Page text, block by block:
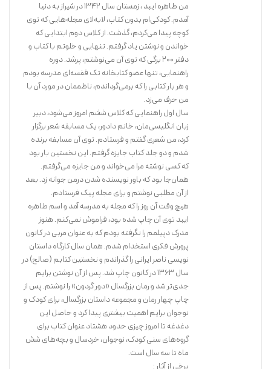
“موری گفت: «ای داد بیداد! عجب وضعی!»
بوتی گفت: «نکند دعوایشان بشود؟»
مردها افسار دست‌کوتاه را گرفته بودند و این طرف و آن طرف می‌کشیدند.
دست‌کوتاه، پاهایش را سفت روی زمین چسبانده بود و از جایش تکان
من طاهره ایبد ، زمستان سال ۱۳۴۲ در شیراز به دنیا
آمدم. کودکی‌ام بدون کتاب، لابه‌لای مجله‌هایی که توی
کوچه پیدا می‌کردم، گذشت. از کلاس دوم ابتدایی که
خواندن و نوشتن یاد گرفتم. تنهایی و خلوتم با کتاب و
دفتر ۲۰۰ برگی که توی آن می‌نوشتم، پرشد. دوره
راهنمایی، تنها عضو کتابخانه تک قفسه‌ای مدرسه بودم
و هر بار کتابی را که برمی‌گرداندم، ناظممان در مورد آن با
من حرف می‌زد.
سال اول راهنمایی که کلاس ششم امروز می‌شود، دبیر
زبان انگلیسی‌مان، خانم دادور، یک مسابقه شعر برگزار
کرد، من شعری گفتم و فرستادم. توی آن مسابقه برنده
شدم و دو جلد کتاب جایزه گرفتم. این نخستین بار بود
که کسی نوشته مرا می‌خواند و من جایزه می‌گرفتم.
همان‌جا بود که باور نویسنده شدن درمن جوانه زد. بعد
از آن مطلبی نوشتم و برای مجله پیک فرستادم.
هیچ وقت آن روز را که مجله به مدرسه آمد و اسم طاهره
ایبد توی آن چاپ شده بود، فراموش نمی‌کنم. هنوز
مدرک دپیلمم را نگرفته بودم که به عنوان مربی در کانون
پرورش فکری استخدام شدم. همان سال کارگاه داستان
نویسی ناصر ایرانی را گذراندم و نخستین کتابم (صالح) در
سال ۱۳۶۳ در کانون چاپ شد. پس از آن نوشتن برایم
جدی‌تر شد و رمان بزرگسال «دور گردون» را نوشتم. پس از
چاپ چهار رمان و مجموعه داستان بزرگسال، برای کودک و
نوجوان برایم اهمیت بیشتری پیدا کرد و حاصل این
دغدغه تا امروز چیزی حدود هشتاد عنوان کتاب برای
گروه‌های سنی کودک، نوجوان، خردسال و بچه‌های شش
ماه تا سه سال است.